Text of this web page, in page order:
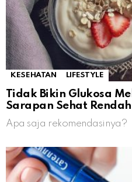
KESEHATAN LIFESTYLE
Tidak Bikin Glukosa
Sarapan Sehat
Apa saja rekomendasinya?